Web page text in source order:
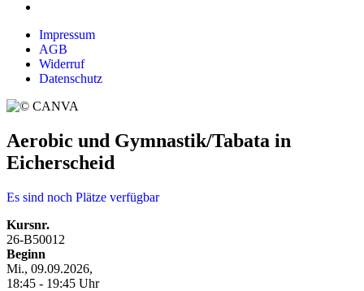
Impressum
AGB
Widerruf
Datenschutz
Aerobic und Gymnastik/Tabata in
Eicherscheid
Es sind noch Plätze verfügbar
Kursnr.
26-B50012
Beginn
Mi., 09.09.2026,
18:45 - 19:45 Uhr